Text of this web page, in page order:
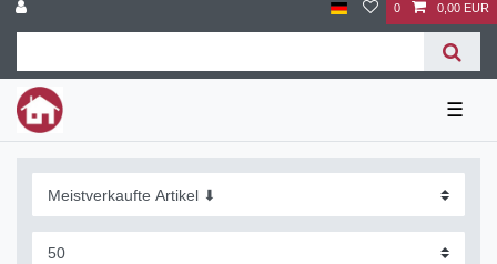
0 0,00 EUR
☰